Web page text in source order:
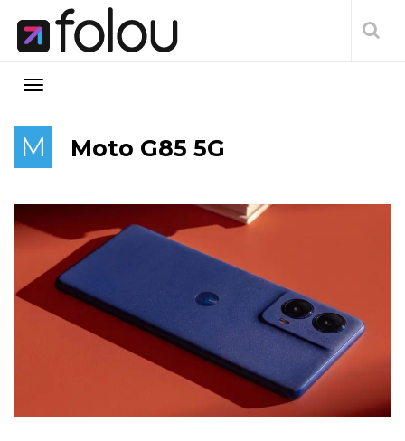
M Moto G85 5G